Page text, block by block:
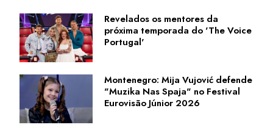
Revelados os mentores da
próxima temporada do 'The Voice
Portugal'
Montenegro: Mija Vujović defende
"Muzika Nas Spaja" no Festival
Eurovisão Júnior 2026